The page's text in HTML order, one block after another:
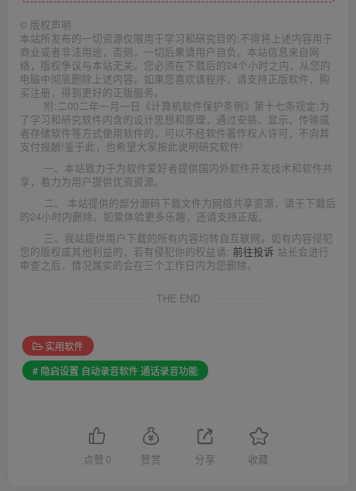
© 版权声明
本站所发布的一切资源仅限用于学习和研究目的;不得将上述内容用于
商业或者非法用途，否则，一切后果请用户自负。本站信息来自网
络，版权争议与本站无关。您必须在下载后的24个小时之内，从您的
电脑中彻底删除上述内容。如果您喜欢该程序，请支持正版软件，购
买注册，得到更好的正版服务。
附:二00二年一月一日《计算机软件保护条例》第十七条规定:为
了学习和研究软件内含的设计思想和原理，通过安装、显示、传输或
者存储软件等方式使用软件的，可以不经软件著作权人许可，不向其
支付报酬!鉴于此，也希望大家按此说明研究软件!
一、本站致力于为软件爱好者提供国内外软件开发技术和软件共
享，着力为用户提供优资资源。
二、 本站提供的部分源码下载文件为网络共享资源，请于下载后
的24小时内删除。如需体验更多乐趣，还请支持正版。
三、我站提供用户下载的所有内容均转自互联网。如有内容侵犯
您的版权或其他利益的，若有侵犯你的权益请: 前往投诉 站长会进行
审查之后，情况属实的会在三个工作日内为您删除。
THE END
实用软件
# 隐启设置 自动录音软件 通话录音功能
点赞 0 赞赏 分享 收藏